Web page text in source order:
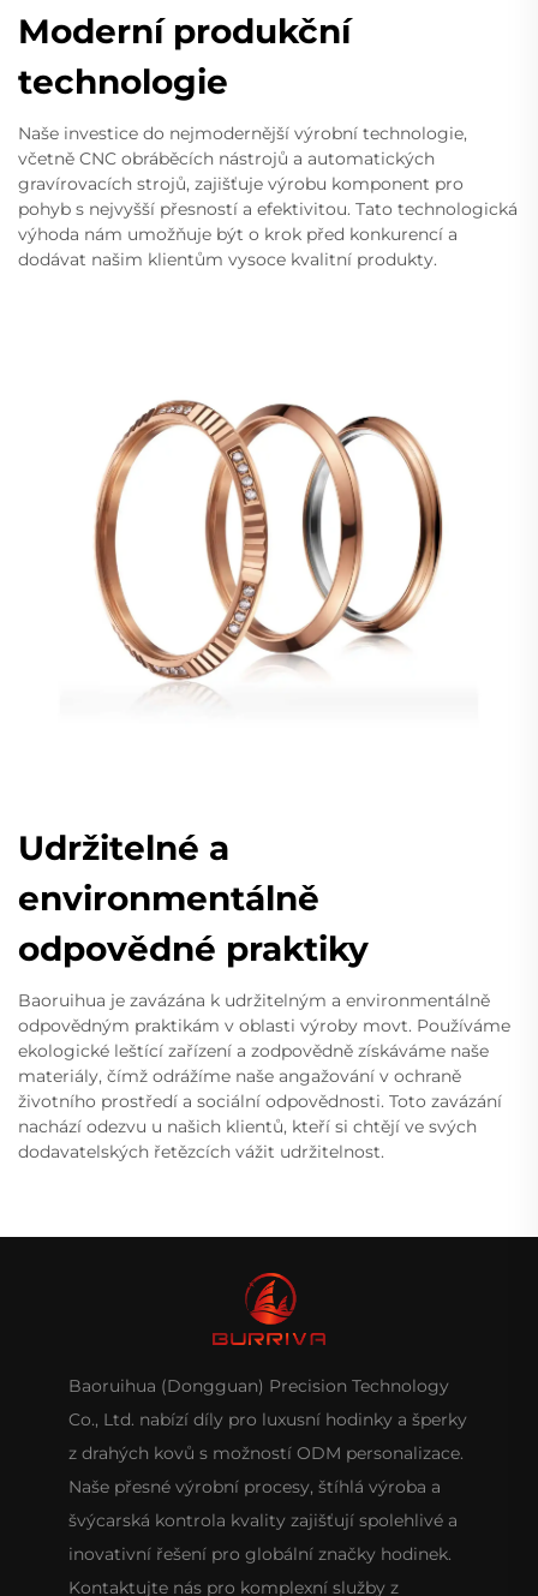
Moderní produkční
technologie
Naše investice do nejmodernější výrobní technologie,
včetně CNC obráběcích nástrojů a automatických
gravírovacích strojů, zajišťuje výrobu komponent pro
pohyb s nejvyšší přesností a efektivitou. Tato technologická
výhoda nám umožňuje být o krok před konkurencí a
dodávat našim klientům vysoce kvalitní produkty.
Udržitelné a
environmentálně
odpovědné praktiky
Baoruihua je zavázána k udržitelným a environmentálně
odpovědným praktikám v oblasti výroby movt. Používáme
ekologické leštící zařízení a zodpovědně získáváme naše
materiály, čímž odrážíme naše angažování v ochraně
životního prostředí a sociální odpovědnosti. Toto zavázání
nachází odezvu u našich klientů, kteří si chtějí ve svých
dodavatelských řetězcích vážit udržitelnost.
Baoruihua (Dongguan) Precision Technology
Co., Ltd. nabízí díly pro luxusní hodinky a šperky
z drahých kovů s možností ODM personalizace.
Naše přesné výrobní procesy, štíhlá výroba a
švýcarská kontrola kvality zajišťují spolehlivé a
inovativní řešení pro globální značky hodinek.
Kontaktujte nás pro komplexní služby z